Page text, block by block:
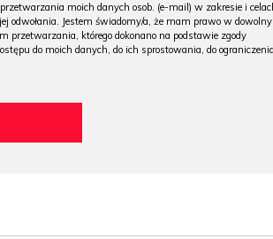
moich danych osob. (e-mail) w zakresie i
odwołania. Jestem świadomy/a, że mam prawo w
przetwarzania, którego dokonano na podstawie zgody
do moich danych, do ich sprostowania, do ograniczenia